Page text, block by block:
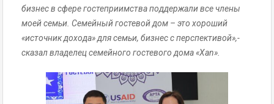
бизнес в сфере гостеприимства поддержали все члены
моей семьи. Семейный гостевой дом – это хороший
«источник дохода» для семьи, бизнес с перспективой»,-
сказал владелец семейного гостевого дома «Xan».